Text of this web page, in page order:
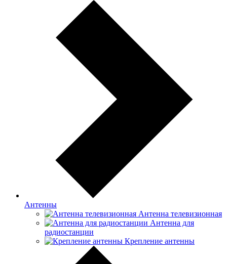
Антенны
Антенна телевизионная
Антенна для
радиостанции
Крепление антенны